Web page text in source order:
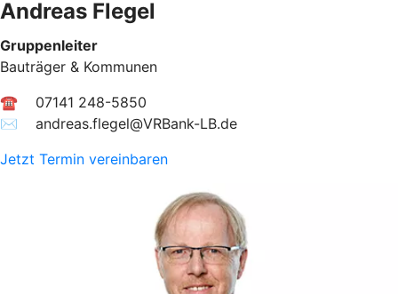
Andreas Flegel
Gruppenleiter
Bauträger & Kommunen
☎ 07141 248-5850
✉︎ andreas.flegel@VRBank-LB.de
Jetzt Termin vereinbaren